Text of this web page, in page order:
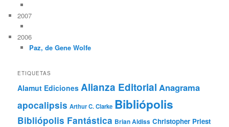
2007
2006
Paz, de Gene Wolfe
ETIQUETAS
Alamut Ediciones Alianza Editorial Anagrama
apocalipsis Arthur C. Clarke Bibliópolis
Bibliópolis Fantástica Brian Aldiss Christopher Priest